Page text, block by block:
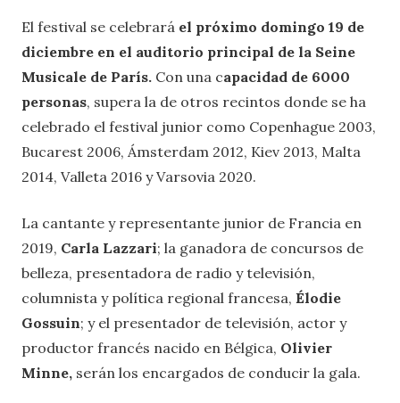
El festival se celebrará el próximo domingo 19 de
diciembre en el auditorio principal de la Seine
Musicale de París. Con una capacidad de 6000
personas, supera la de otros recintos donde se ha
celebrado el festival junior como Copenhague 2003,
Bucarest 2006, Ámsterdam 2012, Kiev 2013, Malta
2014, Valleta 2016 y Varsovia 2020.
La cantante y representante junior de Francia en
2019, Carla Lazzari; la ganadora de concursos de
belleza, presentadora de radio y televisión,
columnista y política regional francesa, Élodie
Gossuin; y el presentador de televisión, actor y
productor francés nacido en Bélgica, Olivier
Minne, serán los encargados de conducir la gala.